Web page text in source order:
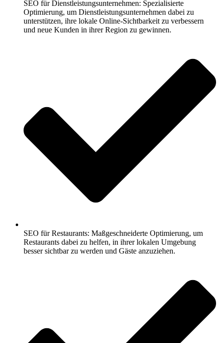
SEO für Dienstleistungsunternehmen: Spezialisierte
Optimierung, um Dienstleistungsunternehmen dabei zu
unterstützen, ihre lokale Online-Sichtbarkeit zu verbessern
und neue Kunden in ihrer Region zu gewinnen.
SEO für Restaurants: Maßgeschneiderte Optimierung, um
Restaurants dabei zu helfen, in ihrer lokalen Umgebung
besser sichtbar zu werden und Gäste anzuziehen.